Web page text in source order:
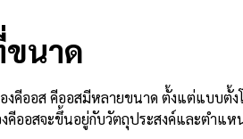
ขนาด
คีออส คีออสมีหลายขนาด ตั้งแต่แบบตั้ง
ออสจะขึ้นอยู่กับวัตถุประสงค์และตำแห